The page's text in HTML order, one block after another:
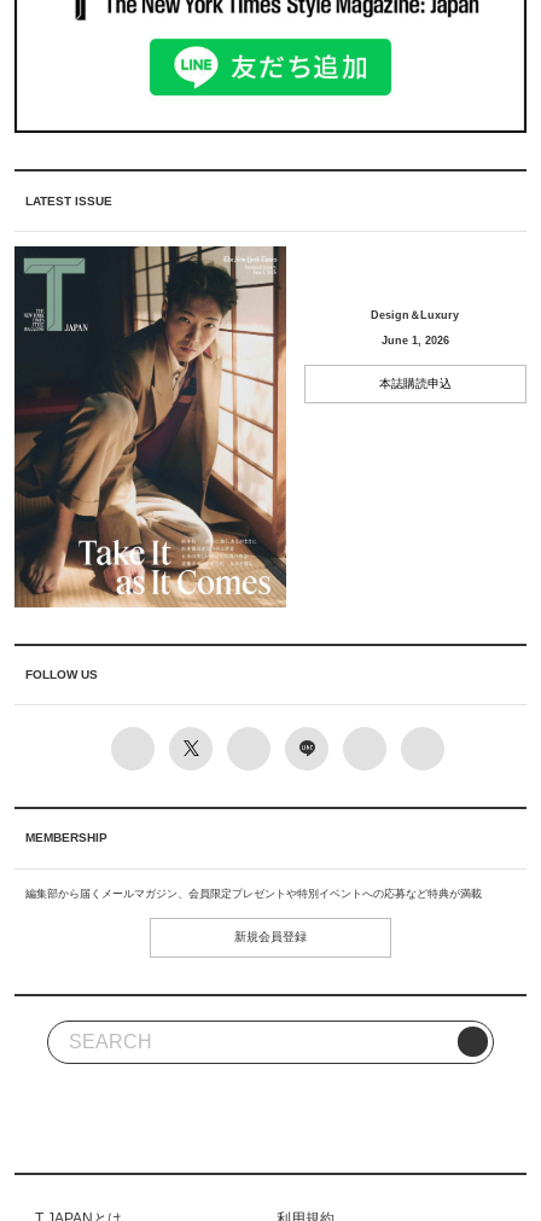
LATEST ISSUE
Design＆Luxury
June 1, 2026
本誌購読申込
FOLLOW US
MEMBERSHIP
編集部から届くメールマガジン、会員限定プレゼントや特別イベントへの応募など特典が満載
新規会員登録
T JAPANとは
利用規約